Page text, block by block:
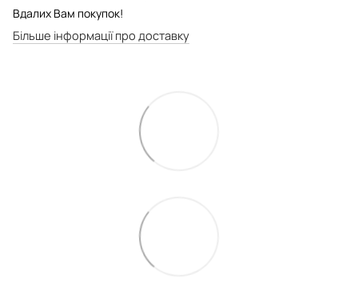
Вдалих Вам покупок!
Більше інформації про доставку